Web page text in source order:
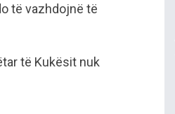
të vazhdojnë të
të Kukësit nuk